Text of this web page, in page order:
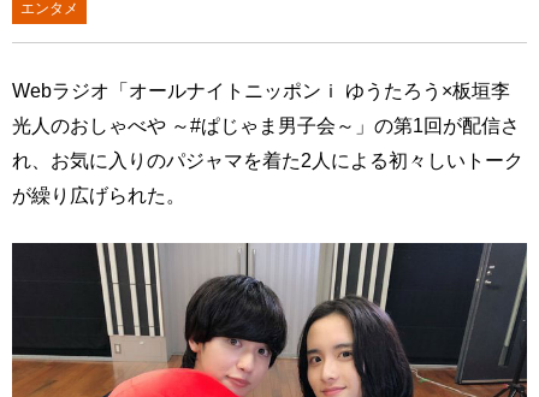
エンタメ
Webラジオ「オールナイトニッポンｉ ゆうたろう×板垣李
光人のおしゃべや ～#ぱじゃま男子会～」の第1回が配信さ
れ、お気に入りのパジャマを着た2人による初々しいトーク
が繰り広げられた。